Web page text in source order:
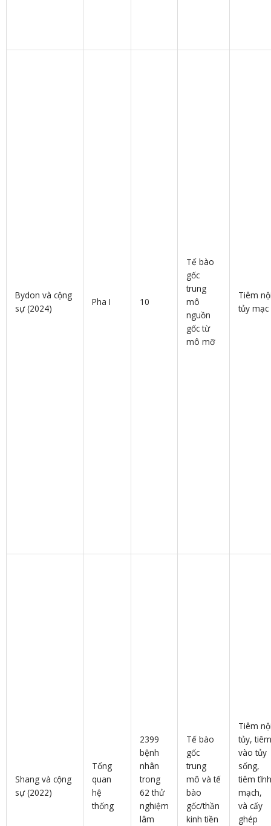
Bydon và cộng
sự (2024)
Pha I 10
Tế bào
gốc
trung
mô
nguồn
gốc từ
mô mỡ
Tiêm
tủy mạc
Shang và cộng
sự (2022)
Tổng
quan
hệ
thống
2399
bệnh
nhân
trong
62 thử
nghiệm
lâm
Tế bào
gốc
trung
mô và tế
bào
gốc/thần
kinh tiền
Tiêm
tủy, tiêm
vào tủy
sống,
tiêm tĩnh
mạch,
và cấy
ghép